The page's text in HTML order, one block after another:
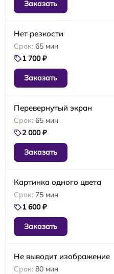
Заказать
Нет резкости
65 мин
1 700 ₽
Заказать
Перевернутый экран
65 мин
2 000 ₽
Заказать
Картинка одного цвета
75 мин
1 600 ₽
Заказать
Не выводит изображение
80 мин